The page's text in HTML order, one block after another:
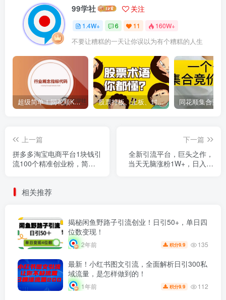
99学社 关注
1.4W+ 6 11 160W+
不要让糟糕的一天让你误以为有个糟糕的人生
超级简单！同花顺K线界面显示行业概念指标代码图解 股票打板、上板、封板、翘板、炸板是什么意思？炒股你必须懂的暗语！
上一篇
拼多多淘宝电商平台1块钱引
流100个精准创业粉，简单
2000+
下一篇
全新引流平台，巨头之作，
当天无脑涨粉1W+，日入现
相关推荐
揭秘闲鱼野路子引流创业！日引50+，单日四
位数变现！
2年前 积分9.9 135
最新！小红书图文引流，全面解析日引300私
域流量，是怎样做到的！
1年前 积分9.9 112